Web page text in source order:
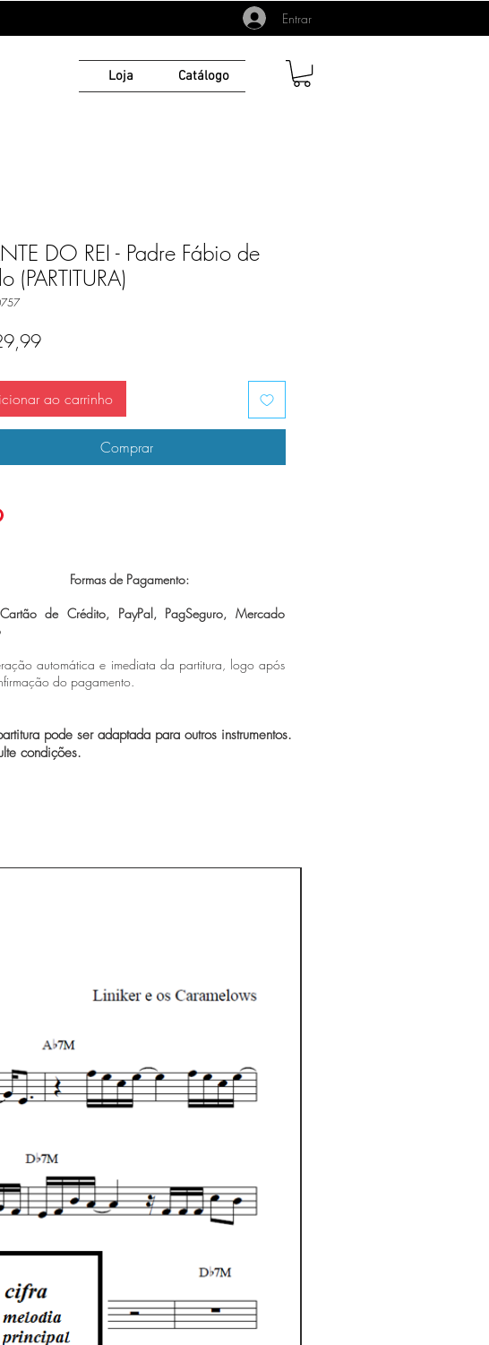
Entrar
Loja Catálogo
DO REI - Padre Fábio de
(PARTITURA)
Preço
ao carrinho
Comprar
Formas de Pagamento:
de Crédito, PayPal, PagSeguro, Mercado
automática e imediata da partitura, logo após
do pagamento.
pode ser adaptada para outros instrumentos.
condições.